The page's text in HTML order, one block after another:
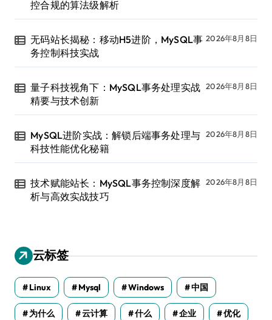
控合规的算法级解析
无码站长揭秘：移动H5进阶，MySQL事
务控制科技实战
2026年8月8日
量子科技视角下：MySQL事务处理实战
精要与技术创新
2026年8月8日
MySQL进阶实战：解锁后端事务处理与
科技性能优化秘籍
2026年8月8日
技术赋能站长：MySQL事务控制深度解
析与高效实战技巧
2026年8月8日
云标签
Linux Mysql Windows 中国
为什么 云计算 什么 企业 优化